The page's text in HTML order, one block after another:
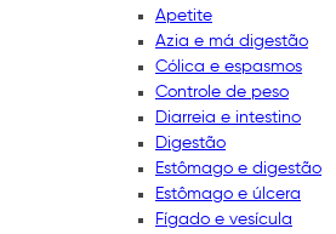
Apetite
Azia e má digestão
Cólica e espasmos
Controle de peso
Diarreia e intestino
Digestão
Estômago e digestão
Estômago e úlcera
Fígado e vesícula